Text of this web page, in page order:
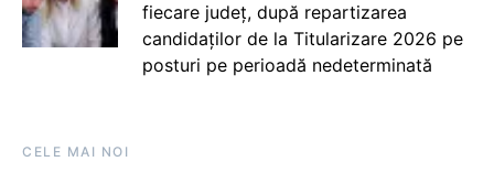
fiecare județ, după repartizarea
candidaților de la Titularizare 2026 pe
posturi pe perioadă nedeterminată
CELE MAI NOI